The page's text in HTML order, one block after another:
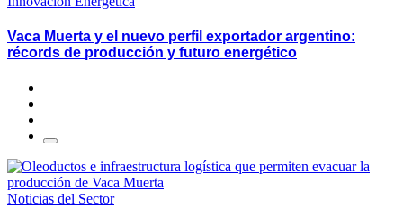
Vaca Muerta y el nuevo perfil exportador argentino:
récords de producción y futuro energético
Noticias del Sector